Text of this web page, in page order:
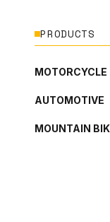
PRODUCTS
MOTORCYCLE
AUTOMOTIVE
MOUNTAIN